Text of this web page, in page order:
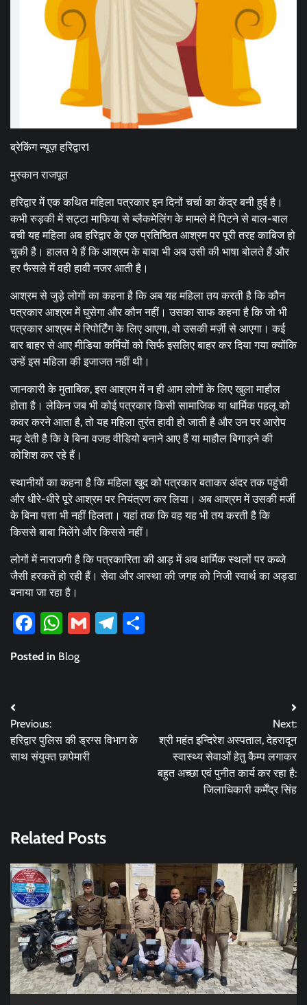
ब्रेकिंग न्यूज़ हरिद्वार1
मुस्कान राजपूत
हरिद्वार में एक कथित महिला पत्रकार इन दिनों चर्चा का केंद्र बनी हुई है।
कभी रुड़की में सट्टा माफिया से ब्लैकमेलिंग के मामले में पिटने से बाल-बाल
बची यह महिला अब हरिद्वार के एक प्रतिष्ठित आश्रम पर पूरी तरह काबिज हो
चुकी है। हालत ये हैं कि आश्रम के बाबा भी अब उसी की भाषा बोलते हैं और
हर फैसले में वही हावी नजर आती है।
आश्रम से जुड़े लोगों का कहना है कि अब यह महिला तय करती है कि कौन
पत्रकार आश्रम में घुसेगा और कौन नहीं। उसका साफ कहना है कि जो भी
पत्रकार आश्रम में रिपोर्टिंग के लिए आएगा, वो उसकी मर्ज़ी से आएगा। कई
बार बाहर से आए मीडिया कर्मियों को सिर्फ इसलिए बाहर कर दिया गया क्योंकि
उन्हें इस महिला की इजाजत नहीं थी।
जानकारी के मुताबिक, इस आश्रम में न ही आम लोगों के लिए खुला माहौल
होता है। लेकिन जब भी कोई पत्रकार किसी सामाजिक या धार्मिक पहलू को
कवर करने आता है, तो यह महिला तुरंत हावी हो जाती है और उन पर आरोप
मढ़ देती है कि वे बिना वजह वीडियो बनाने आए हैं या माहौल बिगाड़ने की
कोशिश कर रहे हैं।
स्थानीयों का कहना है कि महिला खुद को पत्रकार बताकर अंदर तक पहुंची
और धीरे-धीरे पूरे आश्रम पर नियंत्रण कर लिया। अब आश्रम में उसकी मर्जी
के बिना पत्ता भी नहीं हिलता। यहां तक कि वह यह भी तय करती है कि
किससे बाबा मिलेंगे और किससे नहीं।
लोगों में नाराजगी है कि पत्रकारिता की आड़ में अब धार्मिक स्थलों पर कब्जे
जैसी हरकतें हो रही हैं। सेवा और आस्था की जगह को निजी स्वार्थ का अड्डा
बनाया जा रहा है।
Facebook
WhatsApp
GmailTelegram
Posted in Blog
Post
navigation
Previous:
हरिद्वार पुलिस की ड्रग्स विभाग के
साथ संयुक्त छापेमारी
Next:
श्री महंत इन्दिरेश अस्पताल, देहरादून
स्वास्थ्य सेवाओं हेतु कैम्प लगाकर
बहुत अच्छा एवं पुनीत कार्य कर रहा है:
जिलाधिकारी कर्मेंद्र सिंह
Related Posts